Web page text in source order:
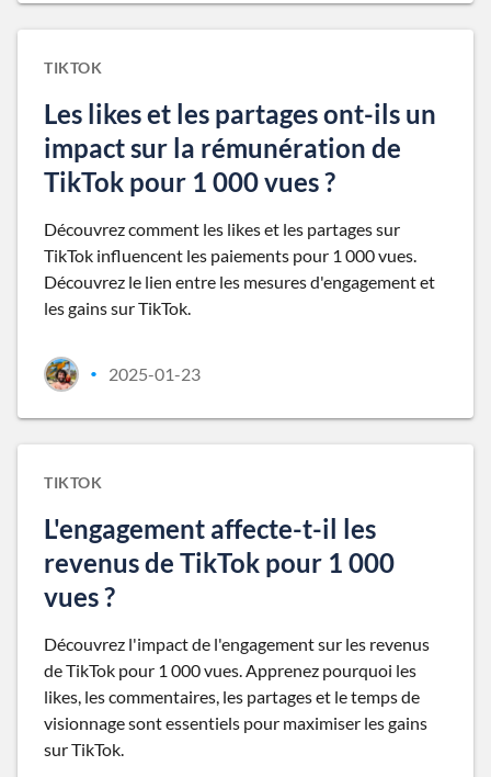
TIKTOK
Les likes et les partages ont-ils un
impact sur la rémunération de
TikTok pour 1 000 vues ?
Découvrez comment les likes et les partages sur
TikTok influencent les paiements pour 1 000 vues.
Découvrez le lien entre les mesures d'engagement et
les gains sur TikTok.
• 2025-01-23
TIKTOK
L'engagement affecte-t-il les
revenus de TikTok pour 1 000
vues ?
Découvrez l'impact de l'engagement sur les revenus
de TikTok pour 1 000 vues. Apprenez pourquoi les
likes, les commentaires, les partages et le temps de
visionnage sont essentiels pour maximiser les gains
sur TikTok.